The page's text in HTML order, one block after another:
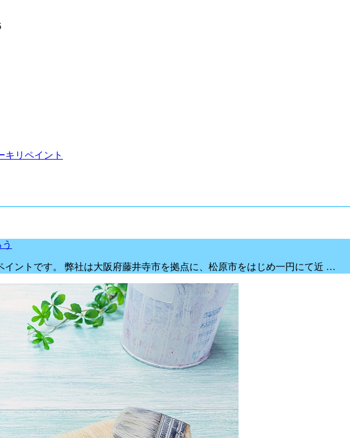
キリペイント
イントです。 弊社は大阪府藤井寺市を拠点に、松原市をはじめ一円にて近 …